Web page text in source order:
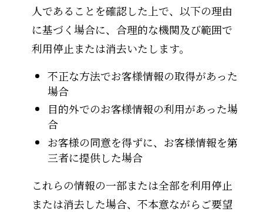
人であることを確認した上で、以下の理由
に基づく場合に、合理的な機関及び範囲で
利用停止または消去いたします。
不正な方法でお客様情報の取得があった
場合
目的外でのお客様情報の利用があった場
合
お客様の同意を得ずに、お客様情報を第
三者に提供した場合
これらの情報の一部または全部を利用停止
または消去した場合、不本意ながらご要望